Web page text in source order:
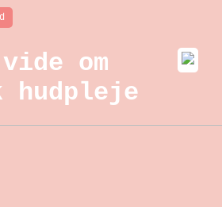
om
hudpleje